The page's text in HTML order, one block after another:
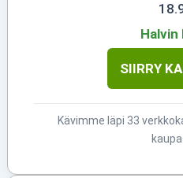
Halvin
SIIRRY
Kävimme läpi 33